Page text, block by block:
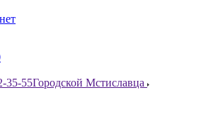
35-55Городской Мстиславца